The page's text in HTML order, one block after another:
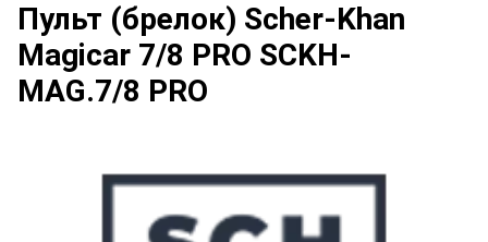
Пульт (брелок) Scher-Khan
Magicar 7/8 PRO SCKH-
MAG.7/8 PRO